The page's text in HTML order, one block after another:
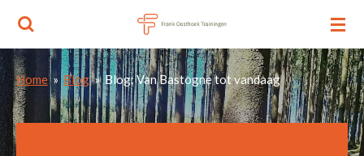
Ga
naar
de
hoofdinhoud
Home » Blog » Blog: Van Bastogne tot vandaag